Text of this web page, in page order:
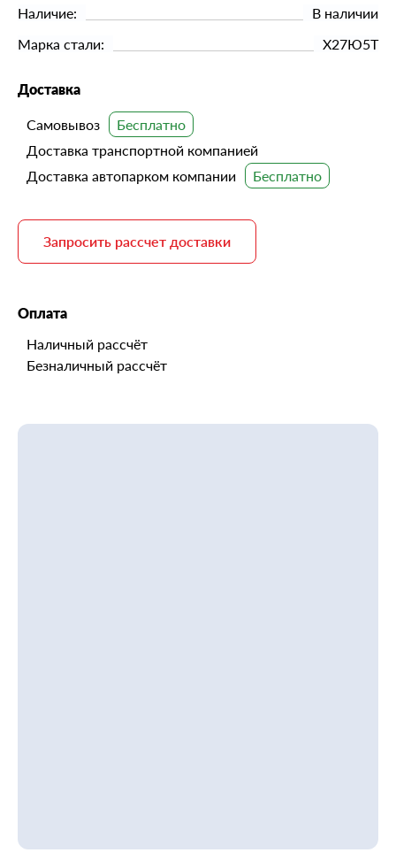
Наличие:
В наличии
Марка стали:
Х27Ю5Т
Доставка
Самовывоз
Доставка транспортной компанией
Доставка автопарком компании
Запросить рассчет доставки
Оплата
Наличный рассчёт
Безналичный рассчёт